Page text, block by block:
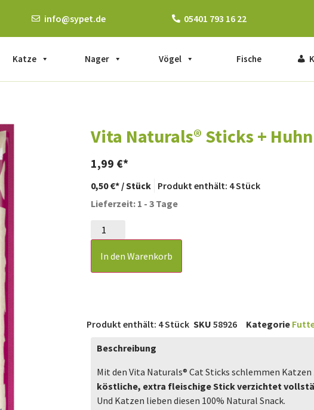
info@sypet.de 05401 793 16 22
Katze Nager Vögel Fische
Vita Naturals® Sticks + Huhn
1,99 €
0,50€ /Stück Produkt enthält: 4Stück
Lieferzeit: 1 - 3 Tage
In den Warenkorb
Produkt enthält: 4Stück SKU 58926 Kategorie
Beschreibung
Mit den Vita Naturals® Cat Sticks schlemmen
köstliche, extra fleischige Stick verzichtet
Und Katzen lieben diesen 100% Natural Snack.